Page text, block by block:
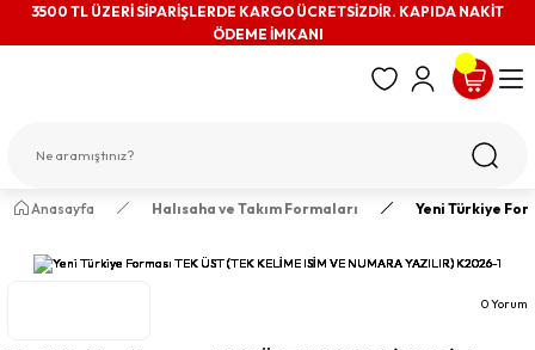
3500 TL ÜZERİ SİPARİŞLERDE KARGO ÜCRETSİZDİR. KAPIDA NAKİT
ÖDEME İMKANI
Anasayfa Halısaha ve Takım Formaları Yeni Türkiye
0 Yorum